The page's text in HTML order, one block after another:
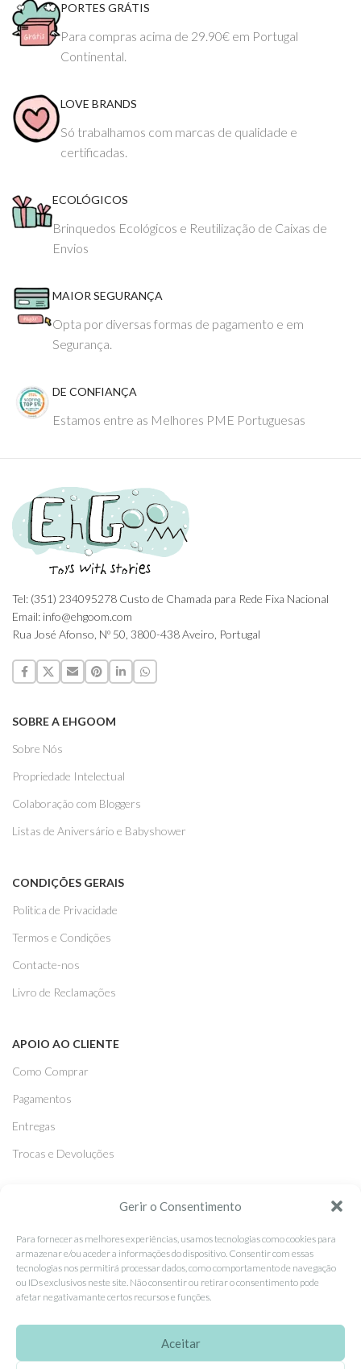
Gerir o Consentimento
Para fornecer as melhores experiências, usamos tecnologias como cookies para
armazenar e/ou aceder a informações do dispositivo. Consentir com essas
tecnologias nos permitirá processar dados, como comportamento de navegação
ou IDs exclusivos neste site. Não consentir ou retirar o consentimento pode
afetar negativamante certos recursos e funções.
Aceitar
PORTES GRÁTIS
Para compras acima de 29.90€ em Portugal
Continental.
LOVE BRANDS
Só trabalhamos com marcas de qualidade e
certificadas.
ECOLÓGICOS
Brinquedos Ecológicos e Reutilização de Caixas de
Envios
MAIOR SEGURANÇA
Opta por diversas formas de pagamento e em
Segurança.
DE CONFIANÇA
Estamos entre as Melhores PME Portuguesas
Tel: (351) 234095278 Custo de Chamada para Rede Fixa Nacional
Email: info@ehgoom.com
Rua José Afonso, Nº 50, 3800-438 Aveiro, Portugal
SOBRE A EHGOOM
Sobre Nós
Propriedade Intelectual
Colaboração com Bloggers
Listas de Aniversário e Babyshower
CONDIÇÕES GERAIS
Politica de Privacidade
Termos e Condições
Contacte-nos
Livro de Reclamações
APOIO AO CLIENTE
Como Comprar
Pagamentos
Entregas
Trocas e Devoluções
Facebook
Instagram
Pinterest